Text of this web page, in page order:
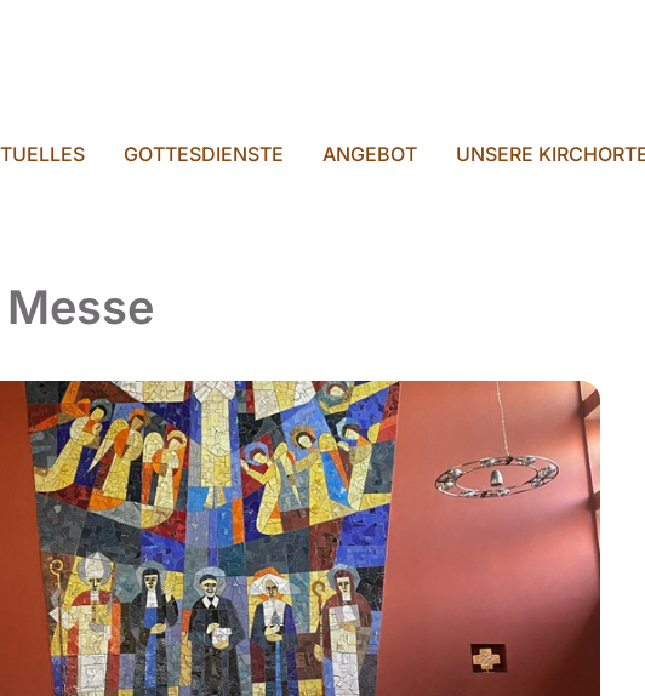
GOTTESDIENSTE ANGEBOT UNSERE